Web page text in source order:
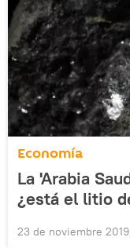
Economía
La 'Arabia
¿está el litio
23 de noviembre